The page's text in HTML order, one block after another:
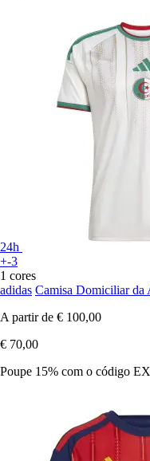
24h
+-3
1 cores
adidas Camisa Domiciliar da
A partir de € 100,00
€ 70,00
Poupe 15% com o código